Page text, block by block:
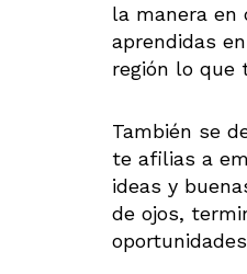
la manera en
aprendidas
región lo que
También se
te afilias a
ideas y
de ojos,